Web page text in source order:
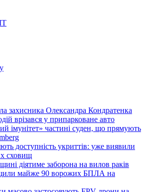
захисника Олександра Кондратенка
врізався у припарковане авто
імунітет» частині суден, що прямують
доступність укриттів: уже виявили
сховищ
діятиме заборона на вилов раків
майже 90 ворожих БПЛА на